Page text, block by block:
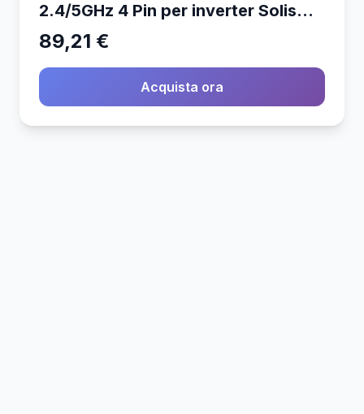
2.4/5GHz 4 Pin per inverter Solis
On-Grid
89,21 €
Acquista ora